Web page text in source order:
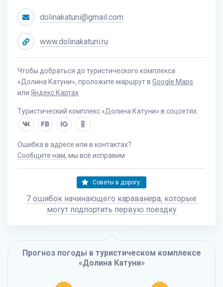
dolinakatuni@gmail.com
www.dolinakatuni.ru
Чтобы добраться до туристического комплекса
«Долина Катуни», проложите маршрут в Google Maps
или Яндекс.Картах
Туристический комплекс «Долина Катуни» в соцсетях:
FB IG
Ошибка в адресе или в контактах?
Сообщите нам, мы всё исправим
Советы в дорогу:
7 ошибок начинающего караванера, которые
могут подпортить первую поездку
Прогноз погоды в туристическом комплексе
«Долина Катуни»